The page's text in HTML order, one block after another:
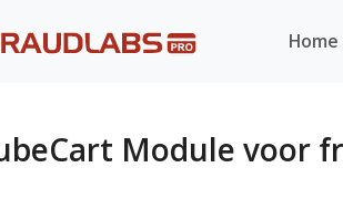
Home
Module voor